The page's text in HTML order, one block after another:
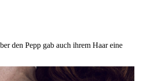
den Pepp gab auch ihrem Haar eine